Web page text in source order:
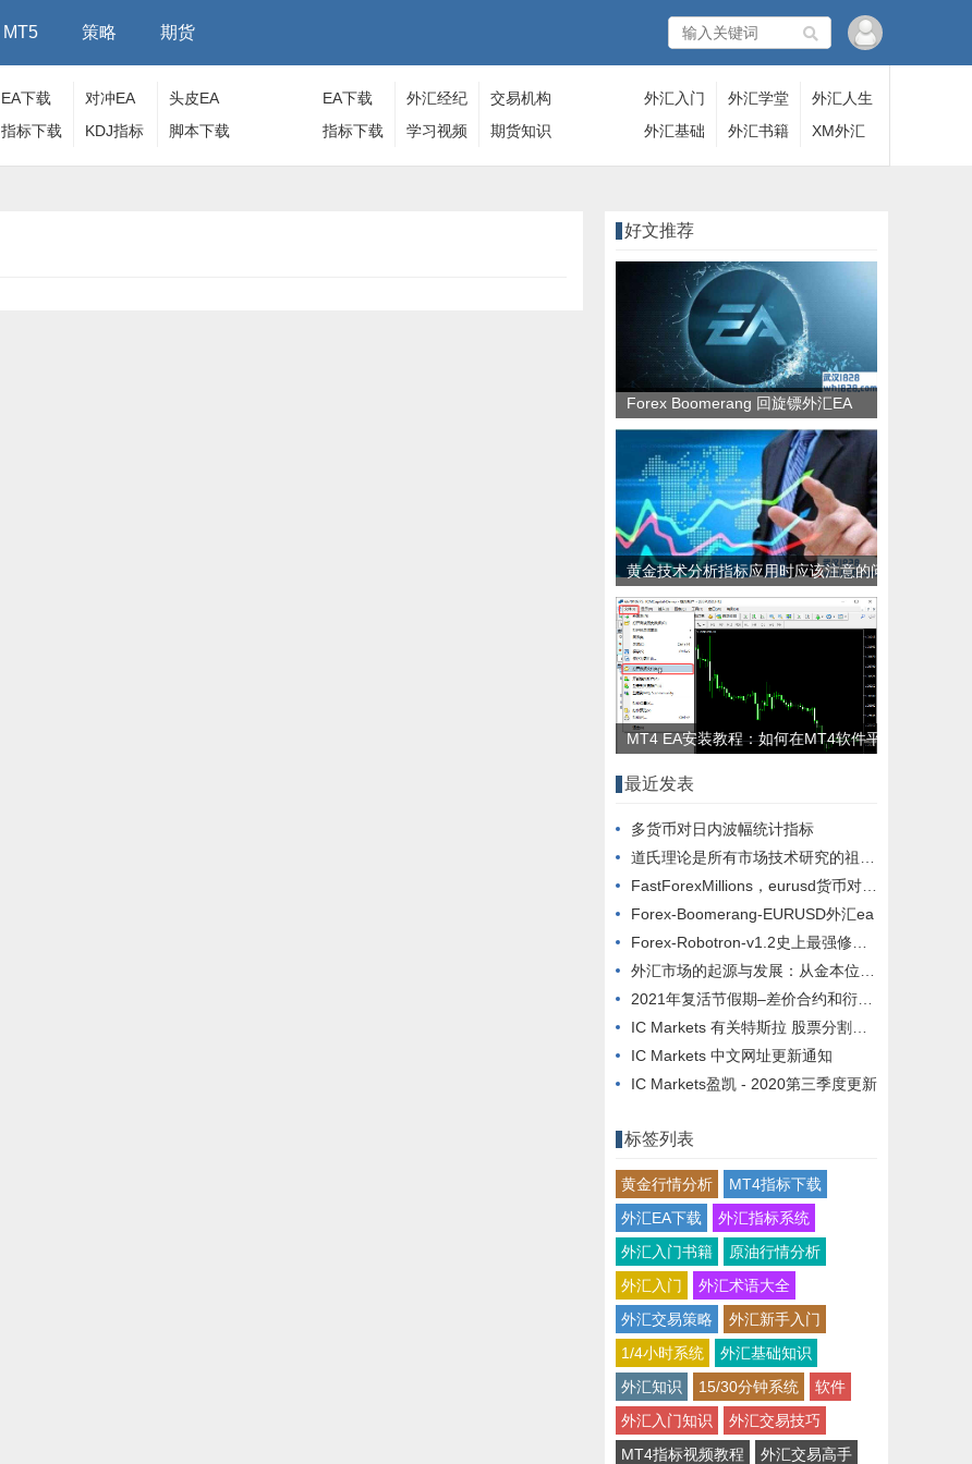
MT5 策略 期货
EA下载 对冲EA
头皮EA
指标下载
KDJ指标 脚本下载
EA下载
外汇经纪
商
交易机构
指标下载
学习视频 期货知识
外汇入门 外汇学堂
外汇人生
外汇基础
外汇书籍 XM外汇
好文推荐
Forex Boomerang 回旋镖外汇EA
黄金技术分析指标应用时应该注意的问
题
MT4 EA安装教程：如何在MT4软件平
最近发表
多货币对日内波幅统计指标
道氏理论是所有市场技术研究的祖先 关于道琼斯理论的讲解
FastForexMillions，eurusd货币对ea，周期1m 5m 15m
Forex-Boomerang-EURUSD外汇ea
Forex-Robotron-v1.2史上最强修改版通用绝大部分品种外汇ea
外汇市场的起源与发展：从金本位到法定货币
2021年复活节假期–差价合约和衍生品交易时间表
IC Markets 有关特斯拉 股票分割的信息
IC Markets 中文网址更新通知
IC Markets盈凯 - 2020第三季度更新
标签列表
黄金行情分析
MT4指标下载
外汇EA下载
外汇指标系统
外汇入门书籍
原油行情分析
外汇入门
外汇术语大全
外汇交易策略
外汇新手入门
1/4小时系统
外汇基础知识
外汇知识
15/30分钟系统
软件
外汇入门知识
外汇交易技巧
MT4指标视频教程
外汇交易高手